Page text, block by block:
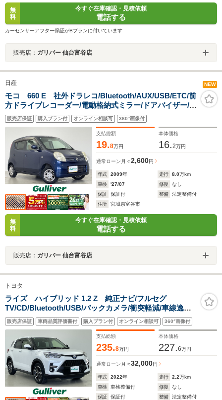
無
料
今すぐ在庫確認・見積依頼
電話する
カーセンサーアフター保証がBプランに付いています
販売店： ガリバー 仙台富谷店
日産 NEW
モコ 660 E 社外ドラレコ/Bluetooth/AUX/USB/ETC/前
方ドライブレコーダー/電動格納式ミラー/ドアバイザー/純
正フロアマット/スマートキー/保証書/取扱説明書/禁煙車
販売店保証 購入プラン付 オンライン相談可 360°画像付
支払総額
19.8万円
本体価格
16.2万円
通常ローン 月々2,600円
年式 2009年 走行 8.0万km
車検
'27/07 修復
なし
保証
保証付 整備
法定整備付
住所
宮城県富谷市
無
料
今すぐ在庫確認・見積依頼
電話する
販売店： ガリバー 仙台富谷店
トヨタ
ライズ ハイブリッド 1.2 Z 純正ナビ/フルセグ
TV/CD/Bluetooth/USB/バックカメラ/衝突軽減/車線逸脱/
クルーズコントロール/ブラインドスポットモニター/シー
トヒーター/クリアランスソナー/スペアキー/横滑り防止機
能/禁煙車
販売店保証 車両品質評価書付 購入プラン付 オンライン相談可 360°画像付
支払総額
235.8万円
本体価格
227.6万円
通常ローン 月々32,000円
年式 2022年 走行 2.2万km
車検
車検整備付 修復
なし
保証
保証付 整備
法定整備付